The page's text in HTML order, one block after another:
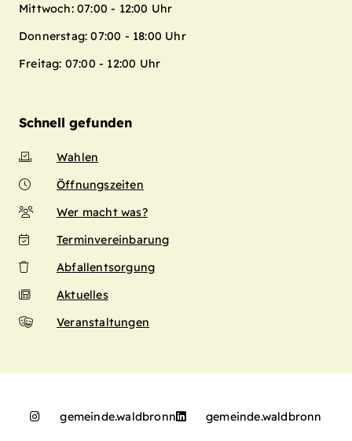
Mittwoch: 07:00 - 12:00 Uhr
Donnerstag: 07:00 - 18:00 Uhr
Freitag: 07:00 - 12:00 Uhr
Schnell gefunden
Wahlen
Öffnungszeiten
Wer macht was?
Terminvereinbarung
Abfallentsorgung
Aktuelles
Veranstaltungen
gemeinde.waldbronn gemeinde.waldbronn